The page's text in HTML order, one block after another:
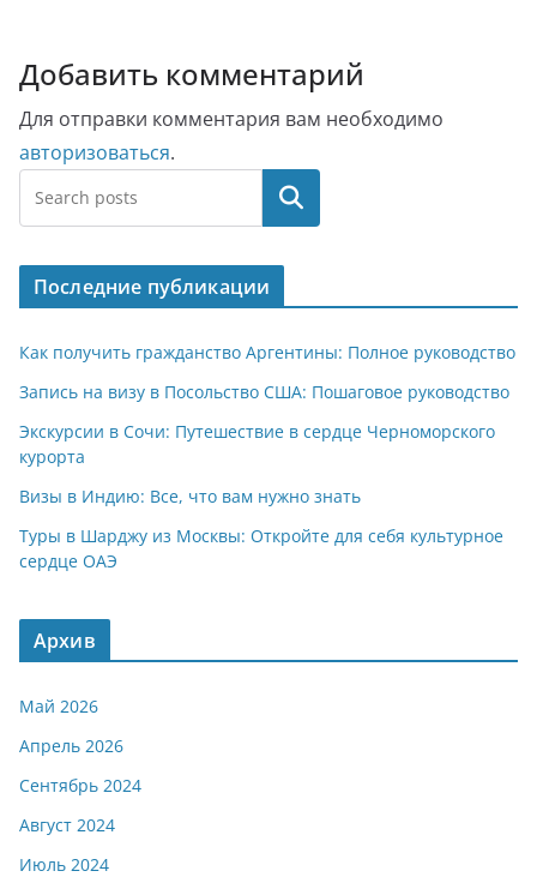
Добавить комментарий
Для отправки комментария вам необходимо
авторизоваться.
Поиск
Последние публикации
Как получить гражданство Аргентины: Полное руководство
Запись на визу в Посольство США: Пошаговое руководство
Экскурсии в Сочи: Путешествие в сердце Черноморского
курорта
Визы в Индию: Все, что вам нужно знать
Туры в Шарджу из Москвы: Откройте для себя культурное
сердце ОАЭ
Архив
Май 2026
Апрель 2026
Сентябрь 2024
Август 2024
Июль 2024